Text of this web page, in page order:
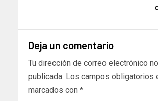
Deja un comentario
Tu dirección de correo electrónico
publicada. Los campos obligatorios
marcados con *